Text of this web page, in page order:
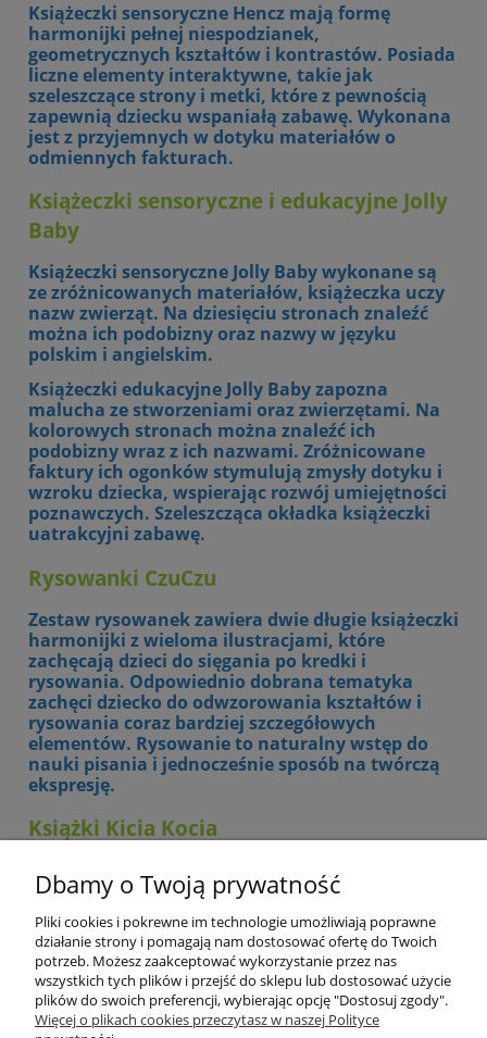
Książeczki sensoryczne Hencz mają formę
harmonijki pełnej niespodzianek,
geometrycznych kształtów i kontrastów. Posiada
liczne elementy interaktywne, takie jak
szeleszczące strony i metki, które z pewnością
zapewnią dziecku wspaniałą zabawę. Wykonana
jest z przyjemnych w dotyku materiałów o
odmiennych fakturach.
Książeczki sensoryczne i edukacyjne Jolly
Baby
Książeczki sensoryczne Jolly Baby wykonane są
ze zróżnicowanych materiałów, książeczka uczy
nazw zwierząt. Na dziesięciu stronach znaleźć
można ich podobizny oraz nazwy w języku
polskim i angielskim.
Książeczki edukacyjne Jolly Baby zapozna
malucha ze stworzeniami oraz zwierzętami. Na
kolorowych stronach można znaleźć ich
podobizny wraz z ich nazwami. Zróżnicowane
faktury ich ogonków stymulują zmysły dotyku i
wzroku dziecka, wspierając rozwój umiejętności
poznawczych. Szeleszcząca okładka książeczki
uatrakcyjni zabawę.
Rysowanki CzuCzu
Zestaw rysowanek zawiera dwie długie książeczki
harmonijki z wieloma ilustracjami, które
zachęcają dzieci do sięgania po kredki i
rysowania. Odpowiednio dobrana tematyka
zachęci dziecko do odwzorowania kształtów i
rysowania coraz bardziej szczegółowych
elementów. Rysowanie to naturalny wstęp do
nauki pisania i jednocześnie sposób na twórczą
ekspresję.
Książki Kicia Kocia
Kicia Kocia to popularna seria kwadratowych
książek małych czytelników w wieku 2-5 lat.
Dzieci uwielbiają książeczki za wyraziste
ilustracje, ciekawe przygody i bohaterów. Seria
książek Kicia Kocia posiada wiele przygód,
historii oraz bohaterów.
Dbamy o Twoją prywatność
Pliki cookies i pokrewne im technologie umożliwiają poprawne
działanie strony i pomagają nam dostosować ofertę do Twoich
potrzeb. Możesz zaakceptować wykorzystanie przez nas
wszystkich tych plików i przejść do sklepu lub dostosować użycie
plików do swoich preferencji, wybierając opcję "Dostosuj zgody".
Więcej o plikach cookies przeczytasz w naszej Polityce